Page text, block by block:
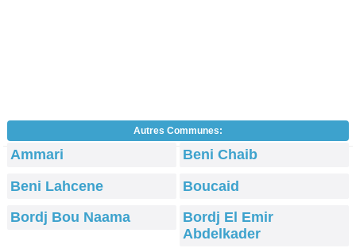
Autres Communes:
Ammari
Beni Chaib
Beni Lahcene
Boucaid
Bordj Bou Naama
Bordj El Emir
Abdelkader